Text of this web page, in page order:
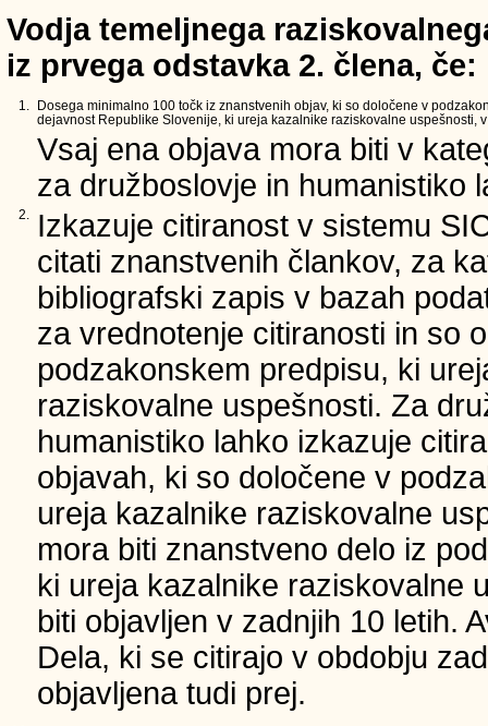
Vodja temeljnega
iz prvega odstavka 2. člena, če:
1.
Dosega minimalno 100 točk iz znanstvenih objav, ki so določene v
dejavnost Republike Slovenije, ki ureja kazalnike raziskovalne uspešnosti,
Vsaj ena objava mora biti v
za družboslovje in humanistiko
2.
Izkazuje citiranost v sistemu
citati znanstvenih člankov, za
bibliografski zapis v bazah
za vrednotenje citiranosti in so
podzakonskem predpisu, ki
raziskovalne uspešnosti. Za
humanistiko lahko izkazuje
objavah, ki so določene v
ureja kazalnike raziskovalne
mora biti znanstveno delo iz
ki ureja kazalnike raziskovalne
biti objavljen v zadnjih 10 letih.
Dela, ki se citirajo v obdobju
objavljena tudi prej.